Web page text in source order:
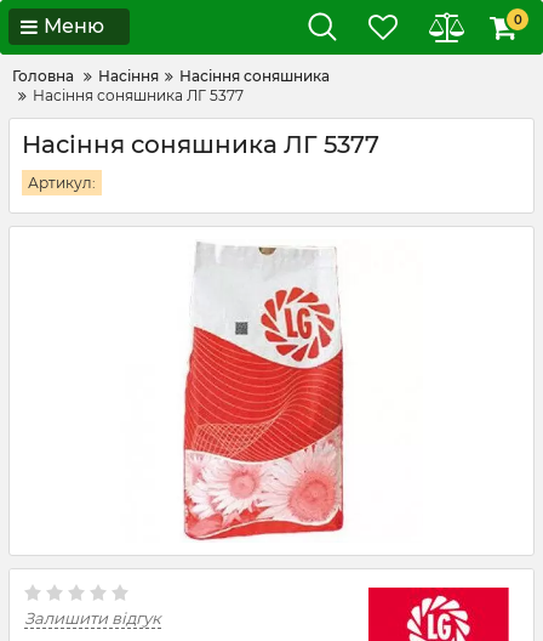
Меню 0
Головна Насіння
Насіння соняшника
Насіння соняшника ЛГ 5377
Насіння соняшника ЛГ 5377
Артикул:
Залишити відгук